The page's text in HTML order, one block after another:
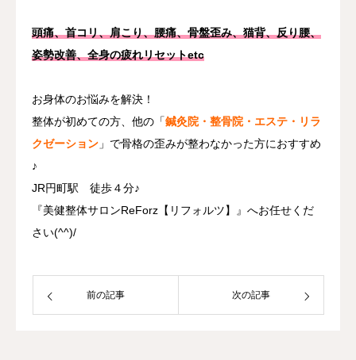
頭痛、首コリ、肩こり、腰痛、骨盤歪み、猫背、反り腰、
姿勢改善、全身の疲れリセットetc
お身体のお悩みを解決！
整体が初めての方、他の「鍼灸院・整骨院・エステ・リラ
クゼーション 」で骨格の歪みが整わなかった方におすすめ
♪
JR円町駅 徒歩４分♪
『美健整体サロンReForz【リフォルツ】』へお任せくだ
さい(^^)/
前の記事 次の記事